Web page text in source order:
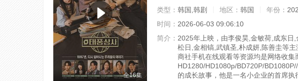
全16集
类型： 韩国,韩剧 地区： 韩国 年份：
时间： 2026-06-03 09:06:10
简介： 2025年上映，由李俊昊,金敏荷,成东
松日,金相镐,武镇圣,朴成妍,陈善圭等
商社手机在线观看等资源均是网络收
HD1280/HD1080p/BD720P/
的成长故事，他是一名小企业的首席执